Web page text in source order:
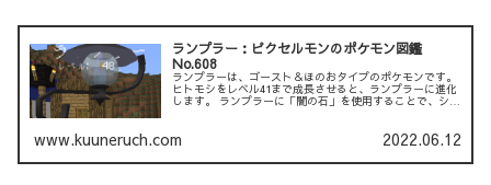
ランプラー：ピクセルモンのポケモン図鑑
No.608
ランプラーは、ゴースト＆ほのおタイプのポケモンです。
ヒトモシをレベル41まで成長させると、ランプラーに進化
します。 ランプラーに「闇の石」を使用することで、シャ
www.kuuneruch.com 2022.06.12